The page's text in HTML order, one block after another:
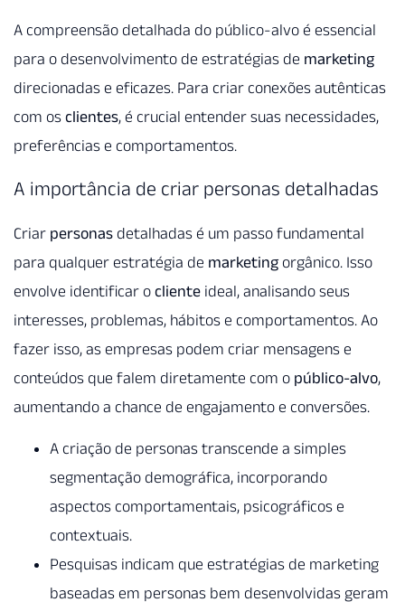
A compreensão detalhada do público-alvo é essencial
para o desenvolvimento de estratégias de marketing
direcionadas e eficazes. Para criar conexões autênticas
com os clientes, é crucial entender suas necessidades,
preferências e comportamentos.
A importância de criar personas detalhadas
Criar personas detalhadas é um passo fundamental
para qualquer estratégia de marketingorgânico. Isso
envolve identificar o cliente ideal, analisando seus
interesses, problemas, hábitos e comportamentos. Ao
fazer isso, as empresas podem criar mensagens e
conteúdos que falem diretamente com o público-alvo,
aumentando a chance de engajamento e conversões.
A criação de personas transcende a simples
segmentação demográfica, incorporando
aspectos comportamentais, psicográficos e
contextuais.
Pesquisas indicam que estratégias de marketing
baseadas em personas bem desenvolvidas geram